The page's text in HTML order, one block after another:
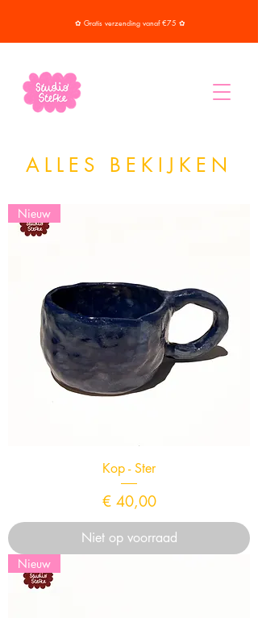
✿ Gratis verzending vanaf €75 ✿
ALLES BEKIJKEN
Nieuw
Kop - Ster
Prijs
€ 40,00
Niet op voorraad
Nieuw